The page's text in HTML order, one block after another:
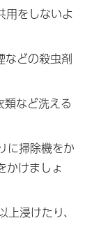
用をしないよ
などの殺虫剤
類など洗える
に掃除機をか
かけましょ
浸けたり、